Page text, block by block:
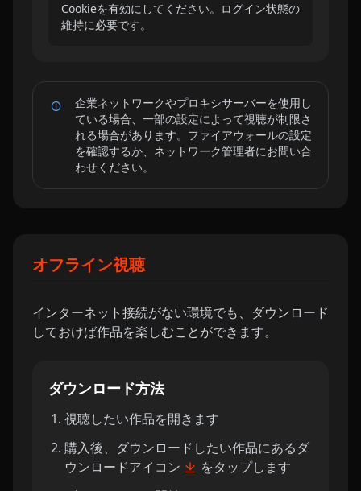
Cookieを有効にしてください。ログイン状態の
維持に必要です。
企業ネットワークやプロキシサーバーを使用し
ている場合、一部の設定によって視聴が制限さ
れる場合があります。ファイアウォールの設定
を確認するか、ネットワーク管理者にお問い合
わせください。
オフライン視聴
インターネット接続がない環境でも、ダウンロード
しておけば作品を楽しむことができます。
ダウンロード方法
視聴したい作品を開きます
購入後、ダウンロードしたい作品にあるダ
ウンロードアイコン
をタップします